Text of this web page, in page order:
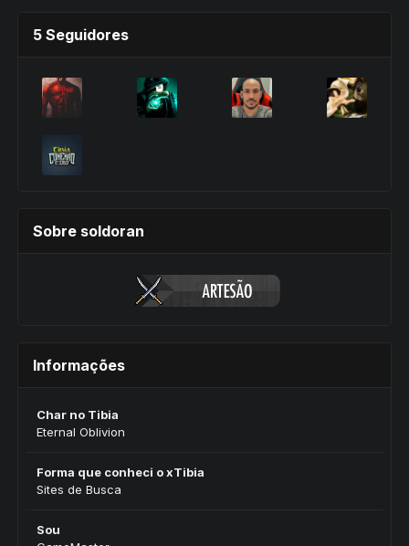
5 Seguidores
Sobre soldoran
Informações
Char no Tibia
Eternal Oblivion
Forma que conheci o xTibia
Sites de Busca
Sou